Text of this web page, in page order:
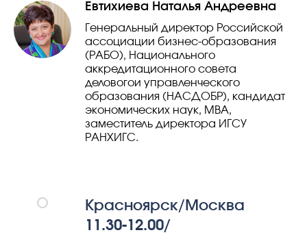
Евтихиева Наталья Андреевна
Генеральный директор Российской
ассоциации бизнес-образования
(РАБО), Национального
аккредитационного совета
деловогои управленческого
образования (НАСДОБР), кандидат
экономических наук, МВА,
заместитель директора ИГСУ
РАНХИГС.
Красноярск/Москва
11.30-12.00/